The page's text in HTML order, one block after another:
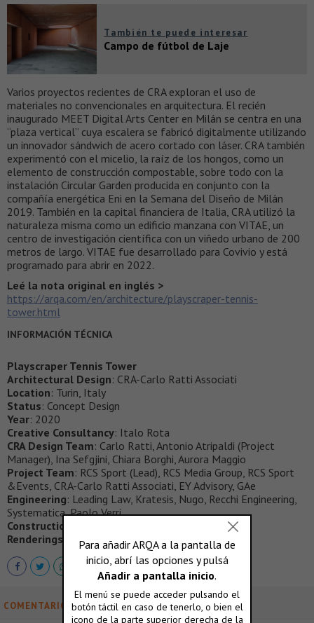
También te puede interesar
Campo de fútbol de Laje
Varios proyectos recientes de CRA exploran el uso de
materiales no convencionales en arquitectura. El recién
inaugurado MEET Digital Arts Center en Milán se centra en una
“plaza vertical” cuya escalera se fabricó digitalmente utilizando
un innovador sándwich de acero cortado con láser. CRA también
experimentó con el micelio, la raíz de los hongos, como un
elemento de construcción compostable, sobre todo con la
instalación Circular Garden producida en conjunto con la
compañía energética Eni en la Semana del Diseño de Milán
2019. También en la capital financiera de Italia, CRA utilizó la
naturaleza misma como un edificio manzana con VITAE, un
centro de investigación científica con un viñedo urbano de 200
metros de largo. VITAE fue desarrollado para Covivio y está
programado para abrir en 2022.
Leé la nota original en inglés >
https://arqa.com/en/architecture/playscraper-tennis-
tower.html
INFORMACIÓN TÉCNICA
Playscraper Tennis Tower
Architectural Design: CRA-Carlo Ratti Associati
Location: Turin, Italy
Status: Concept Design
Year: 2020
Creative Consultancy: Italo Rota
CRA Design Team: Carlo Ratti, Antonio Atripaldi (Project
Manager), Ina Sefgjini, Chiara Borghi, Aurora Maggio
Project Team: RCS Sport (Lead), RCS Media Group, RCS Sport
&Events, CRA-Carlo Ratti Associati, EY Advisory, GAe
Engineering: Leading Law, Kratesis, Nugo, Recchi Engineering,
Systematica, Paolo Verri
Construction material
: Broad Sustainable Building
Renderings : by CRA: Gary di Silvio
COMENTARIOS